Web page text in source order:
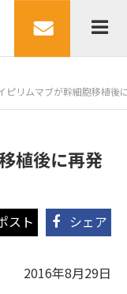
ピリムマブが幹細胞移植後
植後に再発
シェア
2016年8月29日